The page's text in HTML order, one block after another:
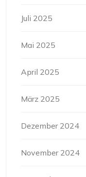
Juli 2025
Mai 2025
April 2025
März 2025
Dezember 2024
November 2024